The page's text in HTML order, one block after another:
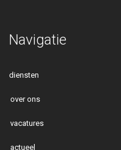
Navigatie
diensten
over ons
vacatures
actueel